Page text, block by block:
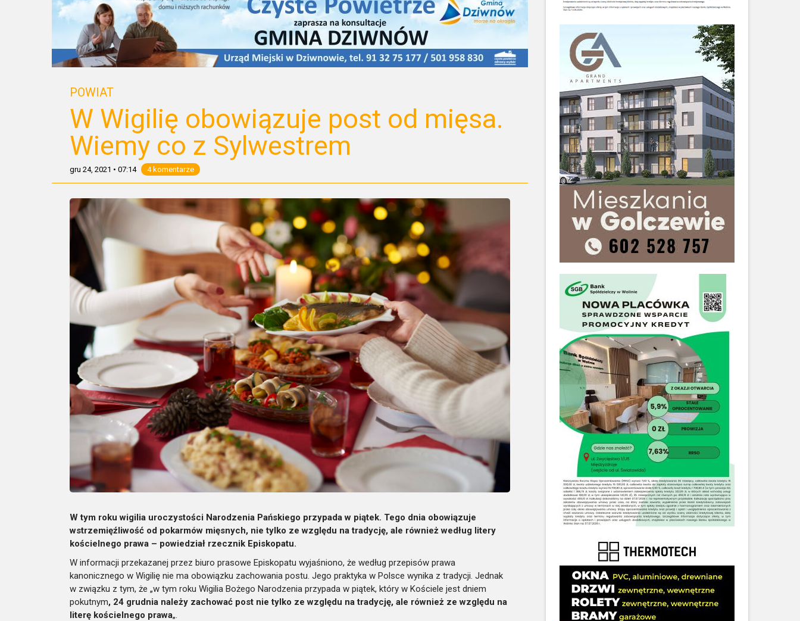
POWIAT
W Wigilię obowiązuje post od mięsa.
Wiemy co z Sylwestrem
gru 24, 2021 • 07:14 4 komentarze
W tym roku wigilia uroczystości Narodzenia Pańskiego przypada w piątek. Tego dnia obowiązuje
wstrzemięźliwość od pokarmów mięsnych, nie tylko ze względu na tradycję, ale również według litery
kościelnego prawa – powiedział rzecznik Episkopatu.
W informacji przekazanej przez biuro prasowe Episkopatu wyjaśniono, że według przepisów prawa
kanonicznego w Wigilię nie ma obowiązku zachowania postu. Jego praktyka w Polsce wynika z tradycji. Jednak
w związku z tym, że „w tym roku Wigilia Bożego Narodzenia przypada w piątek, który w Kościele jest dniem
pokutnym, 24 grudnia należy zachować post nie tylko ze względu na tradycję, ale również ze względu na
literę kościelnego prawa„.